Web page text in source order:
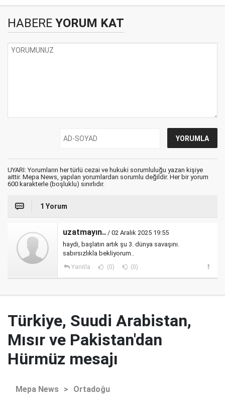
HABERE YORUM KAT
UYARI: Yorumların her türlü cezai ve hukuki sorumluluğu yazan kişiye
aittir. Mepa News, yapılan yorumlardan sorumlu değildir. Her bir yorum
600 karakterle (boşluklu) sınırlıdır.
1 Yorum
uzatmayın.. / 02 Aralık 2025 19:55
haydi, başlatın artık şu 3. dünya savaşını.
sabırsızlıkla bekliyorum..
Yanıtla (0) (0)
Türkiye, Suudi Arabistan,
Mısır ve Pakistan'dan
Hürmüz mesajı
Mepa News > Ortadoğu